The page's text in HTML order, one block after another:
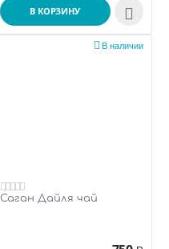
В КОРЗИНУ 
В наличии

Саган Дайля чай